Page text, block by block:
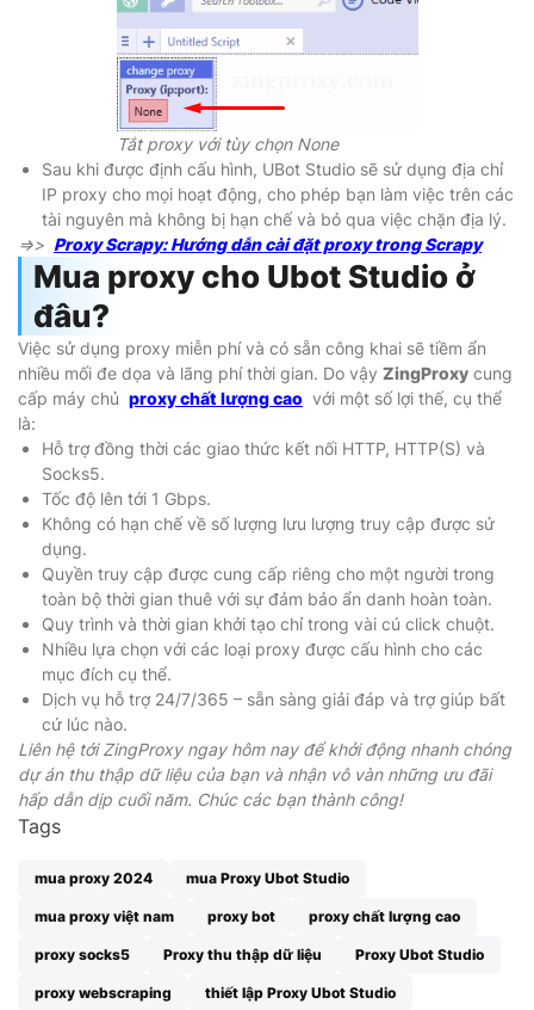
Tắt proxy với tùy chọn None
Sau khi được định cấu hình, UBot Studio sẽ sử dụng địa chỉ
IP proxy cho mọi hoạt động, cho phép bạn làm việc trên các
tài nguyên mà không bị hạn chế và bỏ qua việc chặn địa lý.
=>> Proxy Scrapy: Hướng dẫn cài đặt proxy trong Scrapy
Mua proxy cho Ubot Studio ở
đâu?
Việc sử dụng proxy miễn phí và có sẵn công khai sẽ tiềm ẩn
nhiều mối đe dọa và lãng phí thời gian. Do vậy ZingProxy cung
cấp máy chủ proxy chất lượng cao với một số lợi thế, cụ thể
là:
Hỗ trợ đồng thời các giao thức kết nối HTTP, HTTP(S) và
Socks5.
Tốc độ lên tới 1 Gbps.
Không có hạn chế về số lượng lưu lượng truy cập được sử
dụng.
Quyền truy cập được cung cấp riêng cho một người trong
toàn bộ thời gian thuê với sự đảm bảo ẩn danh hoàn toàn.
Quy trình và thời gian khởi tạo chỉ trong vài cú click chuột.
Nhiều lựa chọn với các loại proxy được cấu hình cho các
mục đích cụ thể.
Dịch vụ hỗ trợ 24/7/365 – sẵn sàng giải đáp và trợ giúp bất
cứ lúc nào.
Liên hệ tới ZingProxy ngay hôm nay để khởi động nhanh chóng
dự án thu thập dữ liệu của bạn và nhận vô vàn những ưu đãi
hấp dẫn dịp cuối năm. Chúc các bạn thành công!
Tags
mua proxy 2024 mua Proxy Ubot Studio
mua proxy việt nam proxy bot proxy chất lượng cao
proxy socks5 Proxy thu thập dữ liệu Proxy Ubot Studio
proxy webscraping thiết lập Proxy Ubot Studio